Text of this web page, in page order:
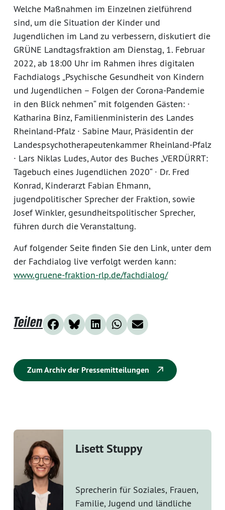
Welche Maßnahmen im Einzelnen zielführend
sind, um die Situation der Kinder und
Jugendlichen im Land zu verbessern, diskutiert die
GRÜNE Landtagsfraktion am Dienstag, 1. Februar
2022, ab 18:00 Uhr im Rahmen ihres digitalen
Fachdialogs „Psychische Gesundheit von Kindern
und Jugendlichen – Folgen der Corona-Pandemie
in den Blick nehmen“ mit folgenden Gästen: ·
Katharina Binz, Familienministerin des Landes
Rheinland-Pfalz · Sabine Maur, Präsidentin der
Landespsychotherapeutenkammer Rheinland-Pfalz
· Lars Niklas Ludes, Autor des Buches „VERDÜRRT:
Tagebuch eines Jugendlichen 2020“ · Dr. Fred
Konrad, Kinderarzt Fabian Ehmann,
jugendpolitischer Sprecher der Fraktion, sowie
Josef Winkler, gesundheitspolitischer Sprecher,
führen durch die Veranstaltung.
Auf folgender Seite finden Sie den Link, unter dem
der Fachdialog live verfolgt werden kann:
www.gruene-fraktion-rlp.de/fachdialog/
Teilen
Zum Archiv der Pressemitteilungen
Lisett Stuppy
Sprecherin für Soziales, Frauen,
Familie, Jugend und ländliche